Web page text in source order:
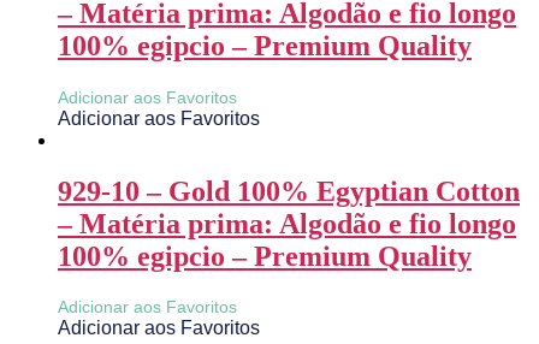
– Matéria prima: Algodão e fio longo
100% egipcio – Premium Quality
Adicionar aos Favoritos
Adicionar aos Favoritos
929-10 – Gold 100% Egyptian Cotton
– Matéria prima: Algodão e fio longo
100% egipcio – Premium Quality
Adicionar aos Favoritos
Adicionar aos Favoritos